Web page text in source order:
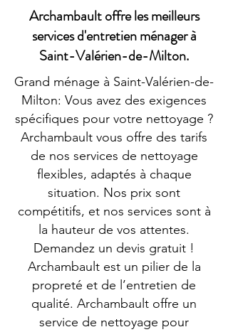
Archambault offre les meilleurs
services d'entretien ménager à
Saint-Valérien-de-Milton.
Grand ménage à Saint-Valérien-de-
Milton: Vous avez des exigences
spécifiques pour votre nettoyage ?
Archambault vous offre des tarifs
de nos services de nettoyage
flexibles, adaptés à chaque
situation. Nos prix sont
compétitifs, et nos services sont à
la hauteur de vos attentes.
Demandez un devis gratuit !
Archambault est un pilier de la
propreté et de l’entretien de
qualité. Archambault offre un
service de nettoyage pour